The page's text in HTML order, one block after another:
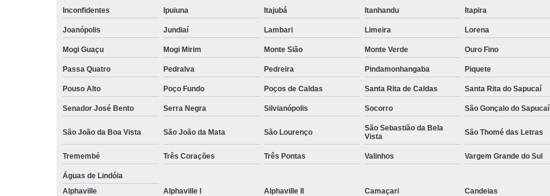
Rastreador de Carro Minas
Rastreador para Carros
Rastreador Veicular para Carros de
Rastreador Veicular Particular
Gps
Rastreador do Carro
Rastreador Gps para Carro
Rastreador por Satelite para Carros
Inconfidentes Ipuiuna Itajubá Itanhandu Itapira
Joanópolis Jundiaí Lambari Limeira Lorena
Mogi Guaçu Mogi Mirim Monte Sião Monte Verde Ouro Fino
Passa Quatro Pedralva Pedreira Pindamonhangaba Piquete
Pouso Alto Poço Fundo Poços de Caldas Santa Rita de Caldas Santa Rita do Sapucaí
Senador José Bento Serra Negra Silvianópolis Socorro São Gonçalo do Sapucaí
São João da Boa Vista São João da Mata São Lourenço
São Sebastião da Bela
Vista
São Thomé das Letras
Tremembé Três Corações Três Pontas Valinhos Vargem Grande do Sul
Águas de Lindóia
Alphaville
Alphaville I Alphaville II Camaçari Candeias